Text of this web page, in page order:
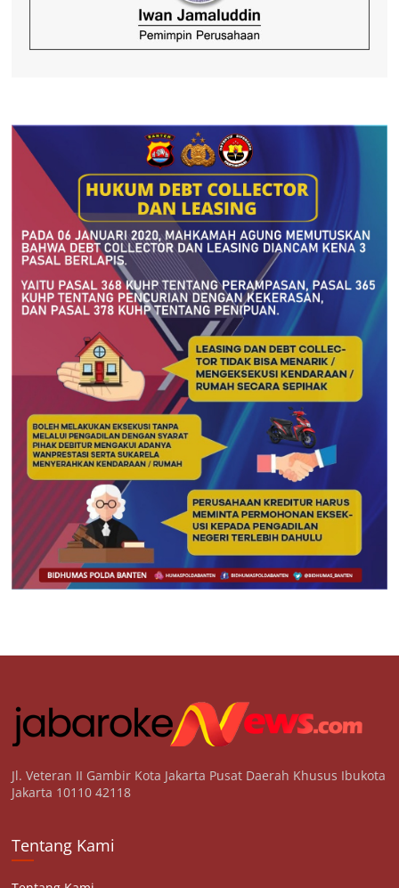
Jl. Veteran II Gambir Kota Jakarta Pusat Daerah Khusus Ibukota
Jakarta 10110 42118
Tentang Kami